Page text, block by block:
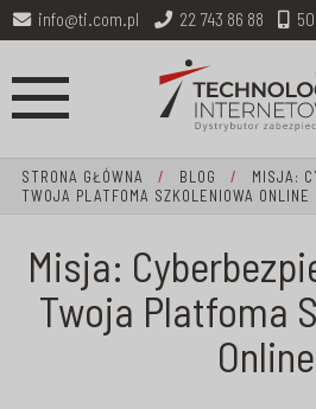
info@ti.com.pl 22 743 86 88
STRONA GŁÓWNA / BLOG /
MISJA:
TWOJA PLATFOMA SZKOLENIOWA ONLINE
Misja:
Twoja Platfoma
Online